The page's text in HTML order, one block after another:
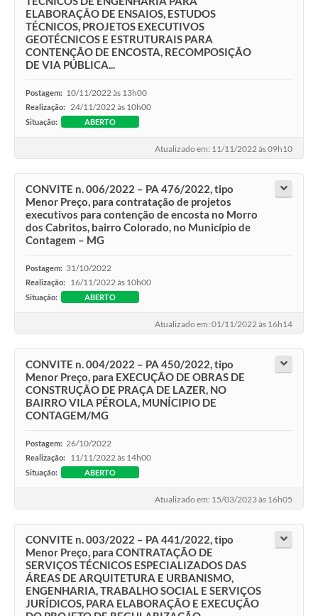
ELABORAÇÃO DE ENSAIOS, ESTUDOS
TÉCNICOS, PROJETOS EXECUTIVOS
GEOTÉCNICOS E ESTRUTURAIS PARA
CONTENÇÃO DE ENCOSTA, RECOMPOSIÇÃO
DE VIA PÚBLICA...
Postagem: 10/11/2022 às 13h00
Realização: 24/11/2022 às 10h00
Situação: ABERTO
Atualizado em: 11/11/2022 às 09h10
CONVITE n. 006/2022 – PA 476/2022, tipo
Menor Preço, para contratação de projetos
executivos para contenção de encosta no Morro
dos Cabritos, bairro Colorado, no Município de
Contagem – MG
Postagem: 31/10/2022
Realização: 16/11/2022 às 10h00
Situação: ABERTO
Atualizado em: 01/11/2022 às 16h14
CONVITE n. 004/2022 – PA 450/2022, tipo
Menor Preço, para EXECUÇÃO DE OBRAS DE
CONSTRUÇÃO DE PRAÇA DE LAZER, NO
BAIRRO VILA PÉROLA, MUNÍCIPIO DE
CONTAGEM/MG
Postagem: 26/10/2022
Realização: 11/11/2022 às 14h00
Situação: ABERTO
Atualizado em: 15/03/2023 às 16h05
CONVITE n. 003/2022 – PA 441/2022, tipo
Menor Preço, para CONTRATAÇÃO DE
SERVIÇOS TÉCNICOS ESPECIALIZADOS DAS
ÁREAS DE ARQUITETURA E URBANISMO,
ENGENHARIA, TRABALHO SOCIAL E SERVIÇOS
JURÍDICOS, PARA ELABORAÇÃO E EXECUÇÃO